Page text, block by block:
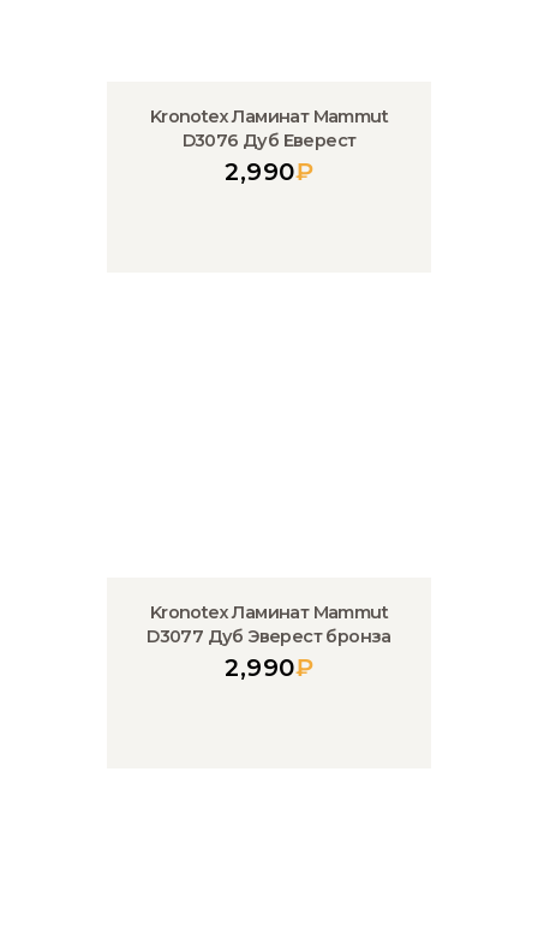
Kronotex Ламинат Mammut
D3076 Дуб Еверест
2,990₽
Kronotex Ламинат Mammut
D3077 Дуб Эверест бронза
2,990₽